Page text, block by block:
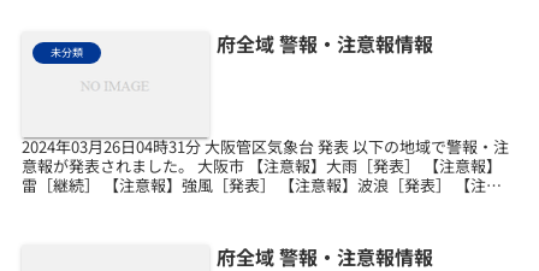
未分類 府全域 警報・注意報情報
2024年03月26日04時31分 大阪管区気象台 発表 以下の地域で警報・注
意報が発表されました。 大阪市 【注意報】大雨［発表］ 【注意報】
雷［継続］ 【注意報】強風［発表］ 【注意報】波浪［発表］ 【注意
府全域 警報・注意報情報